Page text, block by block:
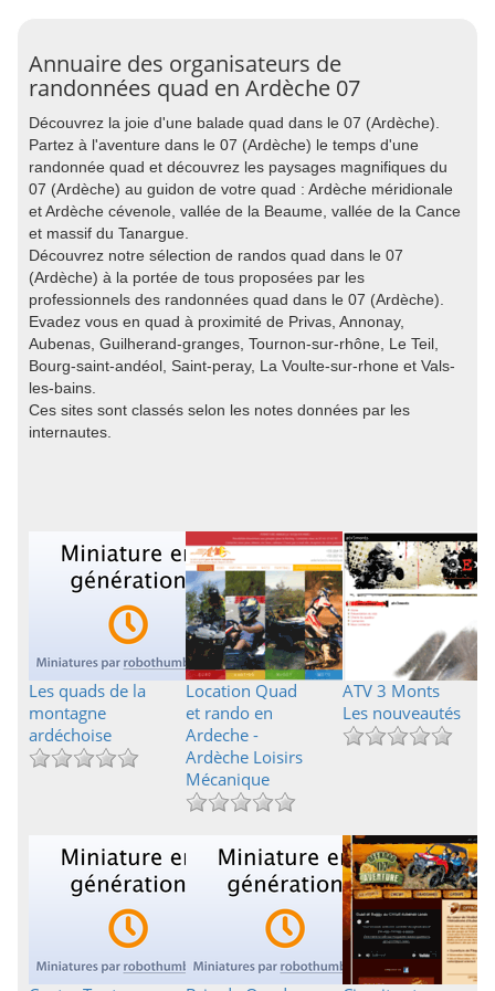
Annuaire des organisateurs de
randonnées quad en Ardèche 07
Découvrez la joie d'une balade quad dans le 07 (Ardèche).
Partez à l'aventure dans le 07 (Ardèche) le temps d'une
randonnée quad et découvrez les paysages magnifiques du
07 (Ardèche) au guidon de votre quad : Ardèche méridionale
et Ardèche cévenole, vallée de la Beaume, vallée de la Cance
et massif du Tanargue.
Découvrez notre sélection de randos quad dans le 07
(Ardèche) à la portée de tous proposées par les
professionnels des randonnées quad dans le 07 (Ardèche).
Evadez vous en quad à proximité de Privas, Annonay,
Aubenas, Guilherand-granges, Tournon-sur-rhône, Le Teil,
Bourg-saint-andéol, Saint-peray, La Voulte-sur-rhone et Vals-
les-bains.
Ces sites sont classés selon les notes données par les
internautes.
Les quads de la
montagne
ardéchoise
Location Quad
et rando en
Ardeche -
Ardèche Loisirs
Mécanique
ATV 3 Monts
Les nouveautés